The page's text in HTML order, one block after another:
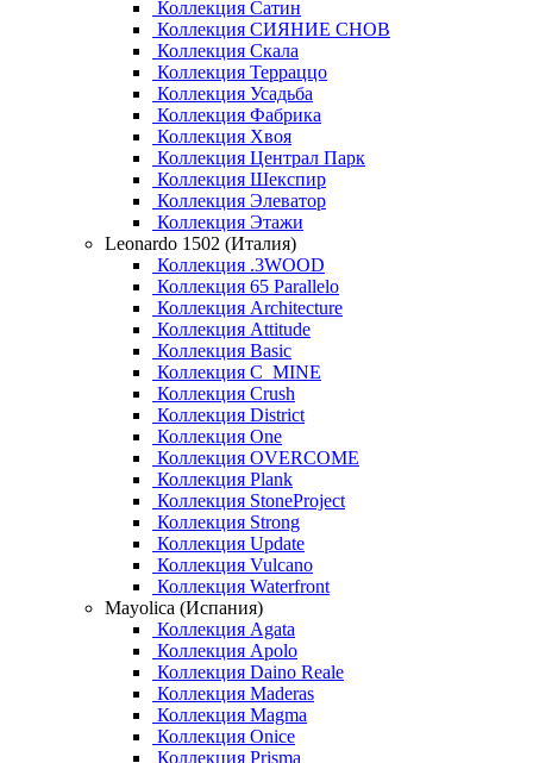
Коллекция Сатин
Коллекция СИЯНИЕ СНОВ
Коллекция Скала
Коллекция Терраццо
Коллекция Усадьба
Коллекция Фабрика
Коллекция Хвоя
Коллекция Централ Парк
Коллекция Шекспир
Коллекция Элеватор
Коллекция Этажи
Leonardo 1502 (Италия)
Коллекция .3WOOD
Коллекция 65 Parallelo
Коллекция Architecture
Коллекция Attitude
Коллекция Basic
Коллекция C_MINE
Коллекция Crush
Коллекция District
Коллекция One
Коллекция OVERCOME
Коллекция Plank
Коллекция StoneProject
Коллекция Strong
Коллекция Update
Коллекция Vulcano
Коллекция Waterfront
Mayolica (Испания)
Коллекция Agata
Коллекция Apolo
Коллекция Daino Reale
Коллекция Maderas
Коллекция Magma
Коллекция Onice
Коллекция Prisma